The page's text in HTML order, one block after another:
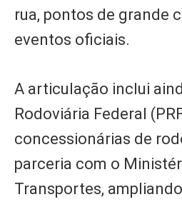
rua, pontos de grande
eventos oficiais.
A articulação inclui
Rodoviária Federal
concessionárias de
parceria com o
Transportes,